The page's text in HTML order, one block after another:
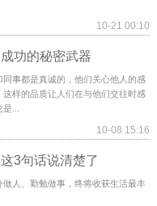
10-21 00:10
功的秘密武器
同事都是真诚的，他们关心他人的感
这样的品质让人们在与他们交往时感
...
10-08 15:16
3句话说清楚了
做人、勤勉做事，终将收获生活最丰